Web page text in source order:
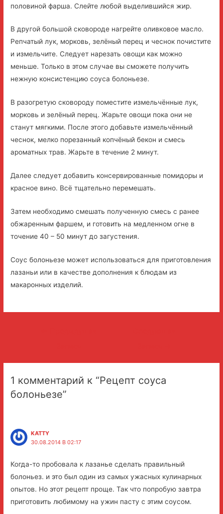
половиной фарша. Слейте любой выделившийся жир.
В другой большой сковороде нагрейте оливковое масло.
Репчатый лук, морковь, зелёный перец и чеснок почистите
и измельчите. Следует нарезать овощи как можно
меньше. Только в этом случае вы сможете получить
нежную консистенцию соуса болоньезе.
В разогретую сковороду поместите измельчённые лук,
морковь и зелёный перец. Жарьте овощи пока они не
станут мягкими. После этого добавьте измельчённый
чеснок, мелко порезанный копчёный бекон и смесь
ароматных трав. Жарьте в течение 2 минут.
Далее следует добавить консервированные помидоры и
красное вино. Всё тщательно перемешать.
Затем необходимо смешать полученную смесь с ранее
обжаренным фаршем, и готовить на медленном огне в
точение 40 – 50 минут до загустения.
Соус болоньезе может использоваться для приготовления
лазаньи или в качестве дополнения к блюдам из
макаронных изделий.
записям
1 комментарий к “Рецепт соуса
болоньезе”
KATTY
30.08.2014 В 02:17
Когда-то пробовала к лазанье сделать правильный
болоньез. и это был один из самых ужасных кулинарных
опытов. Но этот рецепт проще. Так что попробую завтра
приготовить любимому на ужин пасту с этим соусом.